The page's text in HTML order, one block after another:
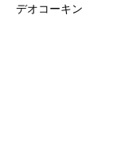
デオコーキン